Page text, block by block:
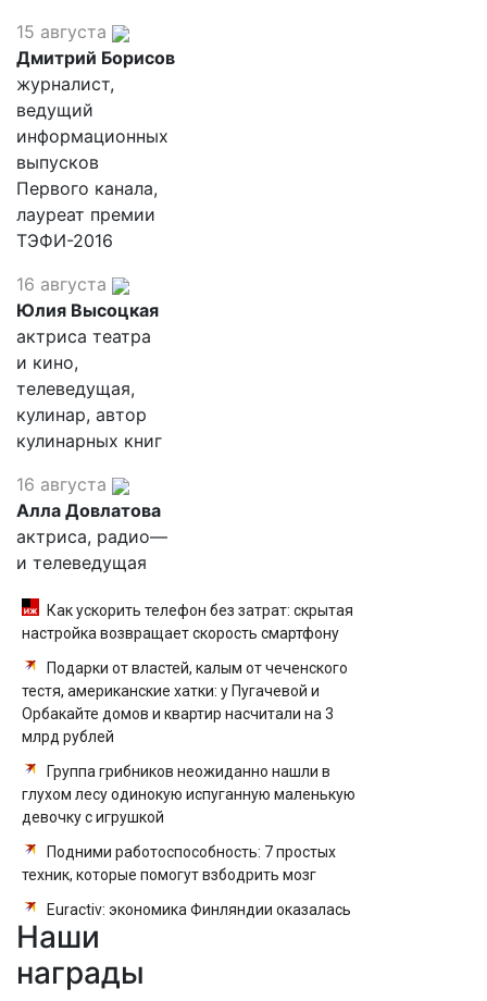
15 августа
Дмитрий Борисов
журналист,
ведущий
информационных
выпусков
Первого канала,
лауреат премии
ТЭФИ-2016
16 августа
Юлия Высоцкая
актриса театра
и кино,
телеведущая,
кулинар, автор
кулинарных книг
16 августа
Алла Довлатова
актриса, радио—
и телеведущая
Как ускорить телефон без затрат: скрытая
настройка возвращает скорость смартфону
Подарки от властей, калым от чеченского
тестя, американские хатки: у Пугачевой и
Орбакайте домов и квартир насчитали на 3
млрд рублей
Группа грибников неожиданно нашли в
глухом лесу одинокую испуганную маленькую
девочку с игрушкой
Подними работоспособность: 7 простых
техник, которые помогут взбодрить мозг
Euractiv: экономика Финляндии оказалась
в упадке из-за отсутствия туристов из РФ
Наши
награды